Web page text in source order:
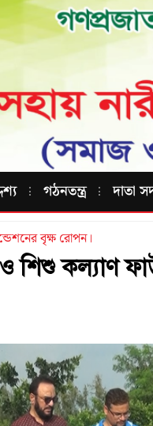
গঠনতন্ত্র দাতা
বৃক্ষ রোপন।
শিশু কল্যাণ